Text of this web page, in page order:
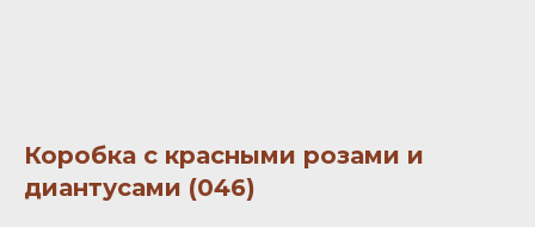
Коробка с красными розами и
диантусами (046)